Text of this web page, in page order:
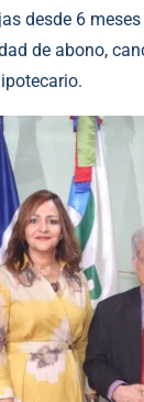
desde 6
de abono,